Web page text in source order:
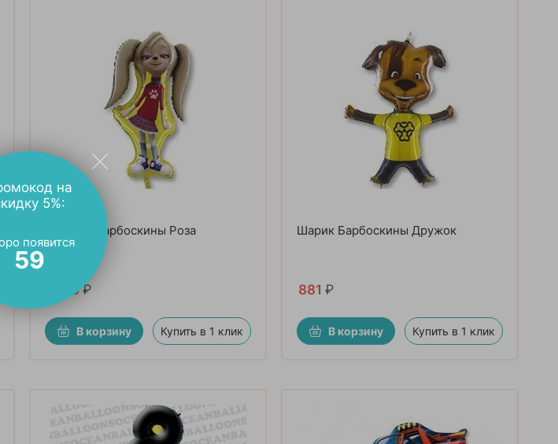
ФИГУРА Барбоскины Роза
1 150₽
В корзину Купить в 1 клик
Шарик Барбоскины Дружок
881 ₽
В корзину Купить в 1 клик
на
5%:
появится
57